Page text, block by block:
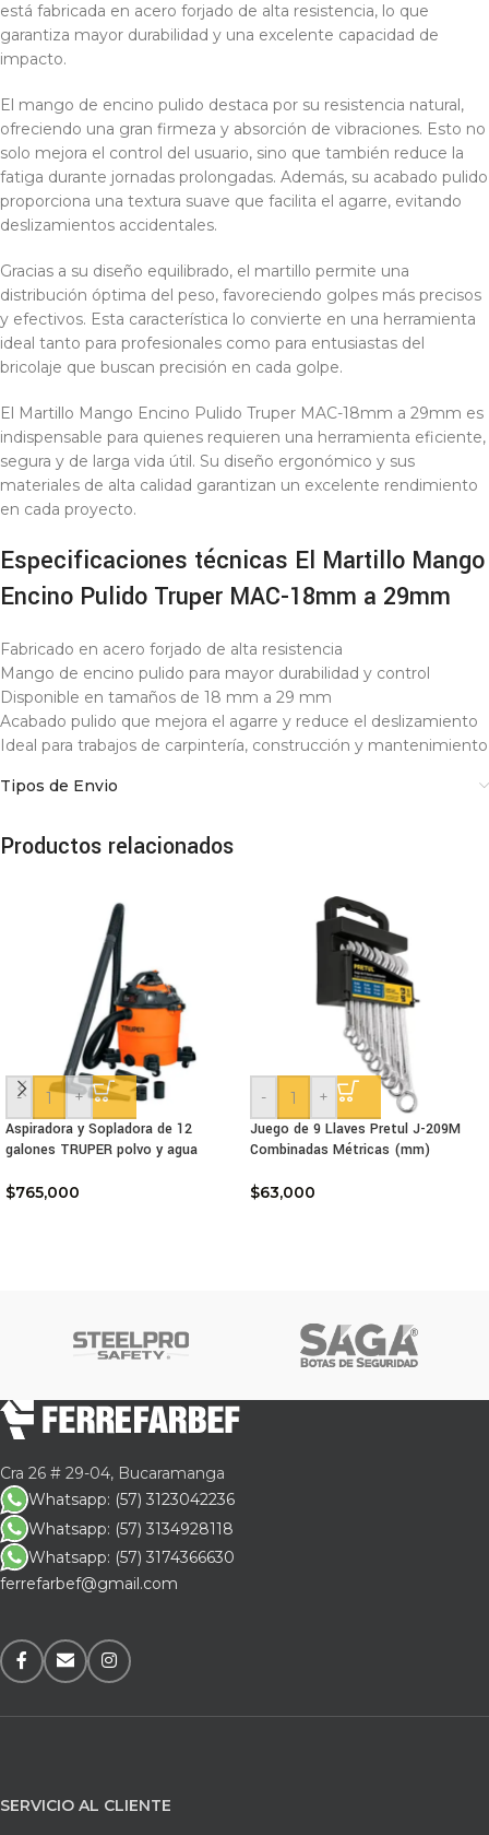
está fabricada en acero forjado de alta resistencia, lo que
garantiza mayor durabilidad y una excelente capacidad de
impacto.
El mango de encino pulido destaca por su resistencia natural,
ofreciendo una gran firmeza y absorción de vibraciones. Esto no
solo mejora el control del usuario, sino que también reduce la
fatiga durante jornadas prolongadas. Además, su acabado pulido
proporciona una textura suave que facilita el agarre, evitando
deslizamientos accidentales.
Gracias a su diseño equilibrado, el martillo permite una
distribución óptima del peso, favoreciendo golpes más precisos
y efectivos. Esta característica lo convierte en una herramienta
ideal tanto para profesionales como para entusiastas del
bricolaje que buscan precisión en cada golpe.
El Martillo Mango Encino Pulido Truper MAC-18mm a 29mm es
indispensable para quienes requieren una herramienta eficiente,
segura y de larga vida útil. Su diseño ergonómico y sus
materiales de alta calidad garantizan un excelente rendimiento
en cada proyecto.
Especificaciones técnicas El Martillo Mango
Encino Pulido Truper MAC-18mm a 29mm
Fabricado en acero forjado de alta resistencia
Mango de encino pulido para mayor durabilidad y control
Disponible en tamaños de 18 mm a 29 mm
Acabado pulido que mejora el agarre y reduce el deslizamiento
Ideal para trabajos de carpintería, construcción y mantenimiento
Tipos de Envio
Productos relacionados
-
+
Aspiradora y Sopladora de 12
galones TRUPER polvo y agua
$765,000
-
+
Juego de 9 Llaves Pretul J-209M
Combinadas Métricas (mm)
$63,000
Cra 26 # 29-04, Bucaramanga
Whatsapp: (57) 3123042236
Whatsapp: (57) 3134928118
Whatsapp: (57) 3174366630
ferrefarbef@gmail.com
SERVICIO AL CLIENTE